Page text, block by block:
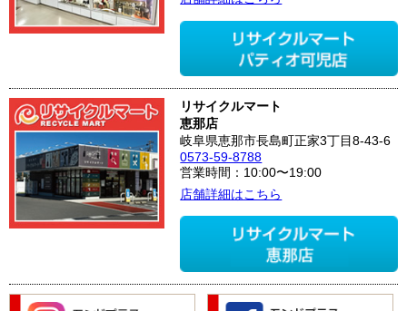
リサイクルマート
恵那店
岐阜県恵那市長島町正家3丁目8-43-6
0573-59-8788
営業時間：10:00〜19:00
店舗詳細はこちら